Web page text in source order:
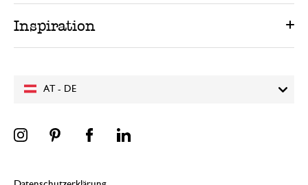
AT - DE
Inspiration